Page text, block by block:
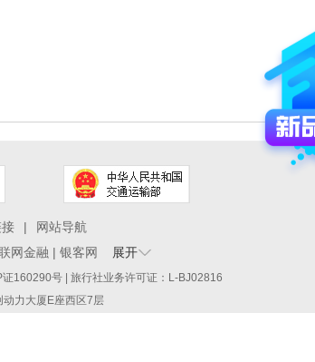
|
网站导航
网金融 | 银客网 展开
号 | 旅行社业务许可证：L-BJ02816
力大厦E座西区7层